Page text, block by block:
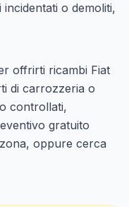
o demoliti,
offrirti ricambi Fiat
di carrozzeria o
controllati,
gratuito
oppure cerca